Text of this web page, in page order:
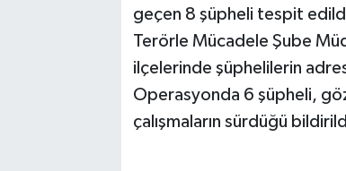
geçen 8 şüpheli tespit
Terörle Mücadele Şube
ilçelerinde şüphelilerin
Operasyonda 6 şüpheli,
çalışmaların sürdüğü